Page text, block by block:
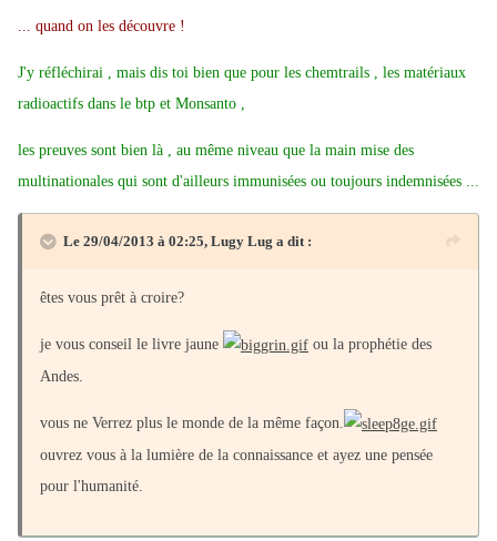
... quand on les découvre !
J'y réfléchirai , mais dis toi bien que pour les chemtrails , les matériaux
radioactifs dans le btp et Monsanto ,
les preuves sont bien là , au même niveau que la main mise des
multinationales qui sont d'ailleurs immunisées ou toujours indemnisées ...
Le 29/04/2013 à 02:25, Lugy Lug a dit :
êtes vous prêt à croire?
je vous conseil le livre jaune
ou la prophétie des
Andes.
vous ne Verrez plus le monde de la même façon.
ouvrez vous à la lumière de la connaissance et ayez une pensée
pour l'humanité.